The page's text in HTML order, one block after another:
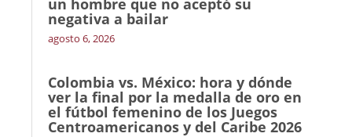
un hombre que no aceptó su
negativa a bailar
agosto 6, 2026
Colombia vs. México: hora y dónde
ver la final por la medalla de oro en
el fútbol femenino de los Juegos
Centroamericanos y del Caribe 2026